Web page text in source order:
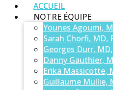
ACCUEIL
NOTRE ÉQUIPE
Younes Agoumi,
Sarah Chorfi, MD,
Georges Durr, MD,
Danny Gauthier,
Erika Massicotte,
Guillaume Mullie,